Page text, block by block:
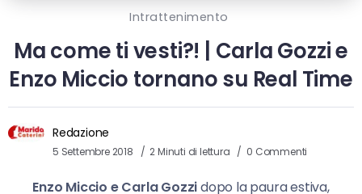
Intrattenimento
Ma come ti vesti?! | Carla Gozzi e
Enzo Miccio tornano su Real Time
Redazione
5 Settembre 2018 2 Minuti di lettura 0 Commenti
Enzo Miccio e Carla Gozzidopo la paura estiva,